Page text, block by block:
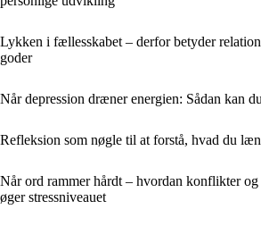
Lykken i fællesskabet – derfor betyder
goder
Når depression dræner energien: Sådan kan
Refleksion som nøgle til at forstå, hvad du
Når ord rammer hårdt – hvordan konflikter
øger stressniveauet